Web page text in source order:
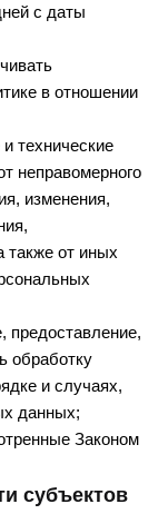
с даты
в отношении
технические
неправомерного
изменения,
также от иных
предоставление,
обработку
и случаях,
данных;
Законом
субъектов